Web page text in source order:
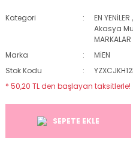
Kategori EN YENİLER ,
Akasya
MARKALAR
Marka
MİEN
Stok Kodu
* 50,20 TL den başlayan taksitlerle!
SEPETE EKLE